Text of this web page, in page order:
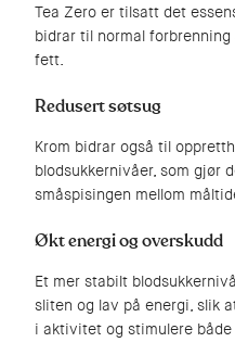
Tea Zero er tilsatt det
bidrar til normal
fett.
Redusert søtsug
Krom bidrar også til
blodsukkernivåer, som gjør
småspisingen mellom
Økt energi og overskudd
Et mer stabilt
sliten og lav på energi, slik
i aktivitet og stimulere både